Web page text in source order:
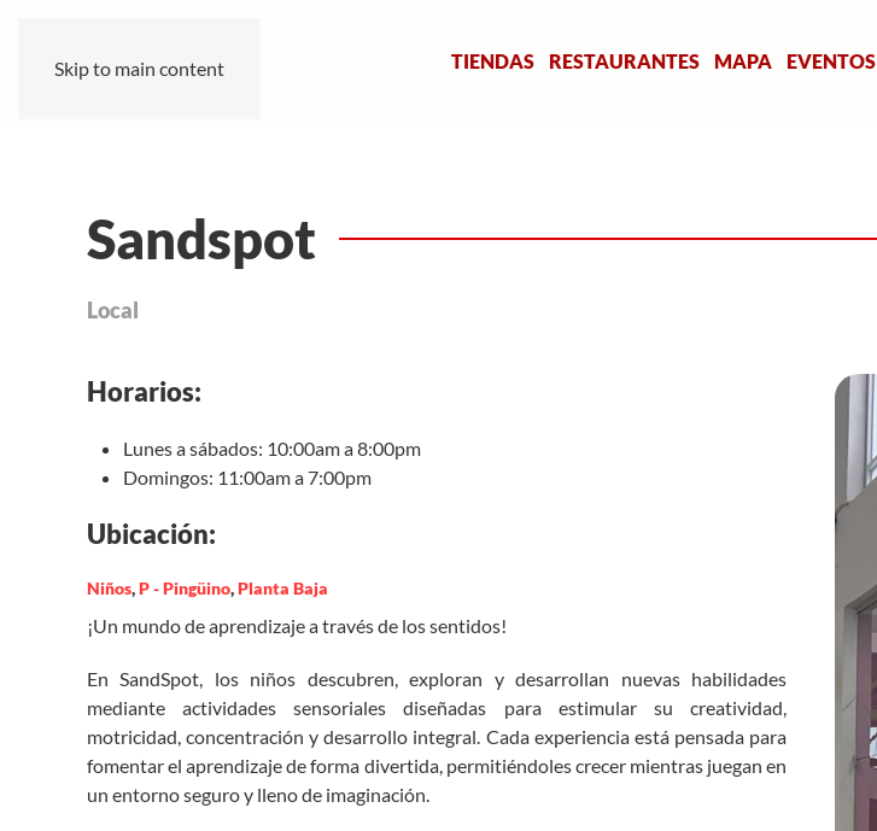
Skip to main content TIENDAS RESTAURANTES MAPA EVENTOS
Sandspot
Local
Horarios:
Lunes a sábados: 10:00am a 8:00pm
Domingos: 11:00am a 7:00pm
Ubicación:
Niños,P - Pingüino,Planta Baja
¡Un mundo de aprendizaje a través de los sentidos!
En SandSpot, los niños descubren, exploran y desarrollan nuevas habilidades
mediante actividades sensoriales diseñadas para estimular su creatividad,
motricidad, concentración y desarrollo integral. Cada experiencia está pensada para
fomentar el aprendizaje de forma divertida, permitiéndoles crecer mientras juegan en
un entorno seguro y lleno de imaginación.